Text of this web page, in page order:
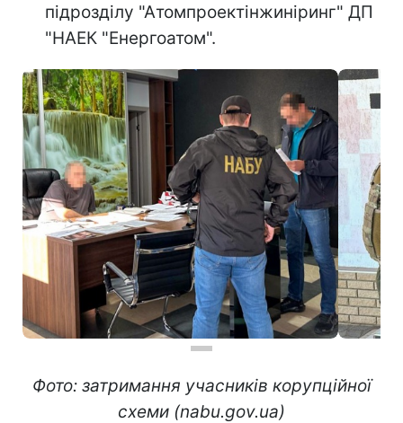
підрозділу "Атомпроектінжиніринг" ДП
"НАЕК "Енергоатом".
Фото: затримання учасників корупційної
схеми (nabu.gov.ua)